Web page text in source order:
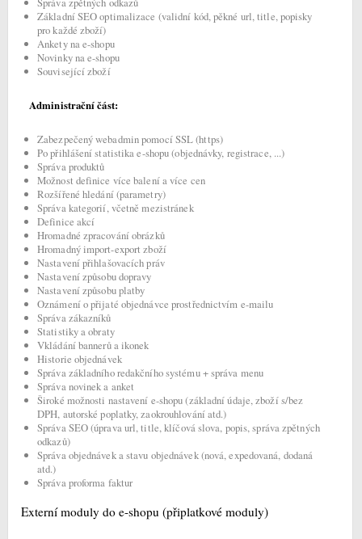
Základní SEO optimalizace (validní kód, pěkné url, title, popisky
pro každé zboží)
Ankety na e-shopu
Novinky na e-shopu
Související zboží
Administrační část:
Zabezpečený webadmin pomocí SSL (https)
Po přihlášení statistika e-shopu (objednávky, registrace, ...)
Správa produktů
Možnost definice více balení a více cen
Rozšířené hledání (parametry)
Správa kategorií, včetně mezistránek
Definice akcí
Hromadné zpracování obrázků
Hromadný import-export zboží
Nastavení přihlašovacích práv
Nastavení způsobu dopravy
Nastavení způsobu platby
Oznámení o přijaté objednávce prostřednictvím e-mailu
Správa zákazníků
Statistiky a obraty
Vkládání bannerů a ikonek
Historie objednávek
Správa základního redakčního systému + správa menu
Správa novinek a anket
Široké možnosti nastavení e-shopu (základní údaje, zboží s/bez
DPH, autorské poplatky, zaokrouhlování atd.)
Správa SEO (úprava url, title, klíčová slova, popis, správa zpětných
odkazů)
Správa objednávek a stavu objednávek (nová, expedovaná, dodaná
atd.)
Správa proforma faktur
Externí moduly do e-shopu (připlatkové moduly)